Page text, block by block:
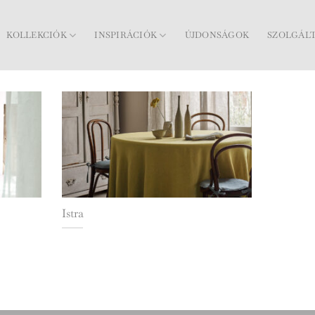
KOLLEKCIÓK INSPIRÁCIÓK ÚJDONSÁGOK
Istra